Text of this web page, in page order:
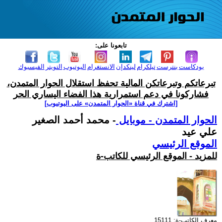
تابعونا على:
الفيسبوك التويتر اليوتيوب الانستغرام لينكدإن تيلكرامبنترست بودكاست
تبرعاتكم وتبرعاتكن المالية تحفظ استقلال الحوار المتمدن،
فشاركونا في دعم استمرارية هذا الفضاء اليساري الحر
[اشترك في قناة ‫«الحوار المتمدن» على اليوتيوب]
الحوار المتمدن - موبايل - محمد أحمد الصغير
علي عيد
الموقع الرئيسي
للمزيد - الموقع الرئيسي للكاتب-ة
معرف الكاتب-ة: 15111